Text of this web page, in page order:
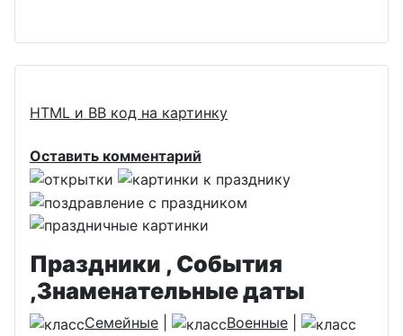
HTML и BB код на картинку
Оставить комментарий
Праздники , События
,Знаменательные даты
Семейные Военные